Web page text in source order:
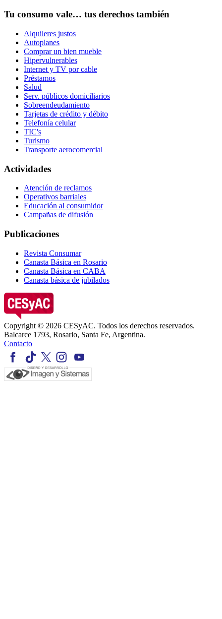
Tu consumo vale… tus derechos también
Alquileres justos
Autoplanes
Comprar un bien mueble
Hipervulnerables
Internet y TV por cable
Préstamos
Salud
Serv. públicos domiciliarios
Sobreendeudamiento
Tarjetas de crédito y débito
Telefonía celular
TIC's
Turismo
Transporte aerocomercial
Actividades
Atención de reclamos
Operativos barriales
Educación al consumidor
Campañas de difusión
Publicaciones
Revista Consumar
Canasta Básica en Rosario
Canasta Básica en CABA
Canasta básica de jubilados
Copyright © 2026 CESyAC. Todos los derechos reservados.
Balcarce 1793, Rosario, Santa Fe, Argentina.
Contacto